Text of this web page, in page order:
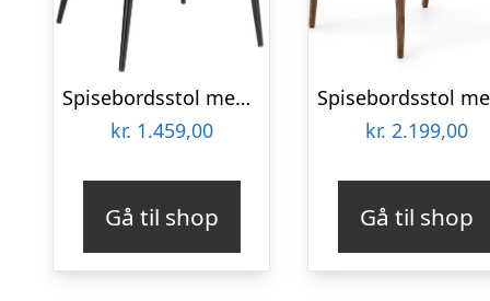
Spisebordsstol med armlæn Kave Home Konna fløjl mørkegrå
kr. 1.459,00
Gå til shop
kr. 2.199,00
Gå til shop